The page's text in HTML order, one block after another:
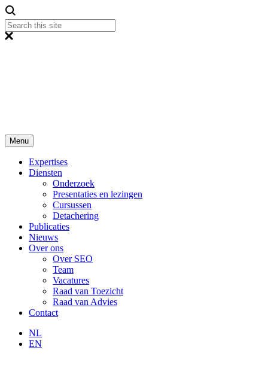
Menu
Expertises
Diensten
Onderzoek
Presentaties en lezingen
Cursussen
Detachering
Publicaties
Nieuws
Over ons
Over SEO
Team
Vacatures
Raad van Toezicht
Raad van Advies
Contact
NL
EN